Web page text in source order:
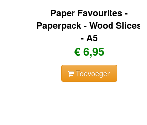
Paper Favourites -
Paperpack - Wood Slices
- A5
€ 6,95
Toevoegen